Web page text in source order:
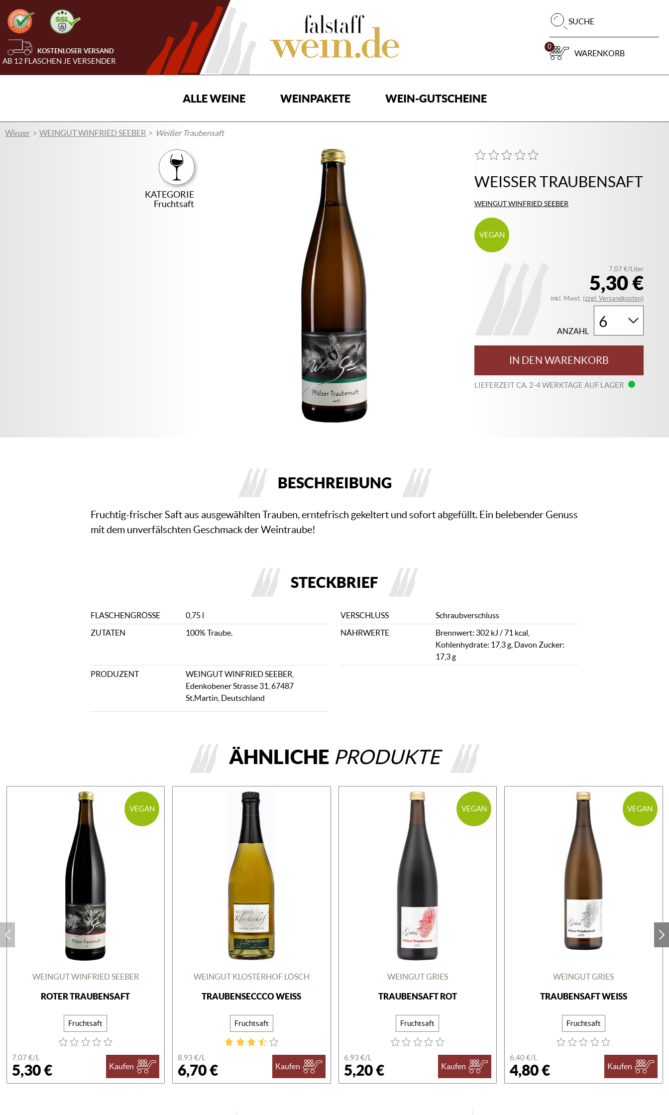
KOSTENLOSER VERSAND
AB 12 FLASCHEN JE VERSENDER
SUCHE
0
WARENKORB
ALLE WEINE WEINPAKETE WEIN-GUTSCHEINE
Winzer WEINGUT WINFRIED SEEBER Weißer Traubensaft
KATEGORIE
Fruchtsaft
WEISSER TRAUBENSAFT
WEINGUT WINFRIED SEEBER
VEGAN
5,30 €
7,07 €/Liter
inkl. Mwst. (zzgl. Versandkosten)
ANZAHL
IN DEN WARENKORB
LIEFERZEIT CA. 2-4 WERKTAGE AUF LAGER
BESCHREIBUNG
Fruchtig-frischer Saft aus ausgewählten Trauben, erntefrisch gekeltert und sofort abgefüllt. Ein belebender Genuss
mit dem unverfälschten Geschmack der Weintraube!
STECKBRIEF
FLASCHENGRÖSSE 0,75 l VERSCHLUSS
Schraubverschluss
ZUTATEN
100% Traube. NÄHRWERTE
Brennwert: 302 kJ / 71 kcal,
Kohlenhydrate: 17,3 g, Davon Zucker:
17,3 g
PRODUZENT
WEINGUT WINFRIED SEEBER,
Edenkobener Strasse 31, 67487
St.Martin, Deutschland
ÄHNLICHE PRODUKTE
VEGAN
WEINGUT WINFRIED SEEBER
ROTER TRAUBENSAFT
Fruchtsaft
7,07 €/L
5,30 € Kaufen
WEINGUT KLOSTERHOF LÖSCH
TRAUBENSECCCO WEISS
Fruchtsaft
8,93 €/L
6,70 € Kaufen
VEGAN
WEINGUT GRIES
TRAUBENSAFT ROT
Fruchtsaft
6,93 €/L
5,20 € Kaufen
VEGAN
WEINGUT GRIES
TRAUBENSAFT WEISS
Fruchtsaft
6,40 €/L
4,80 € Kaufen